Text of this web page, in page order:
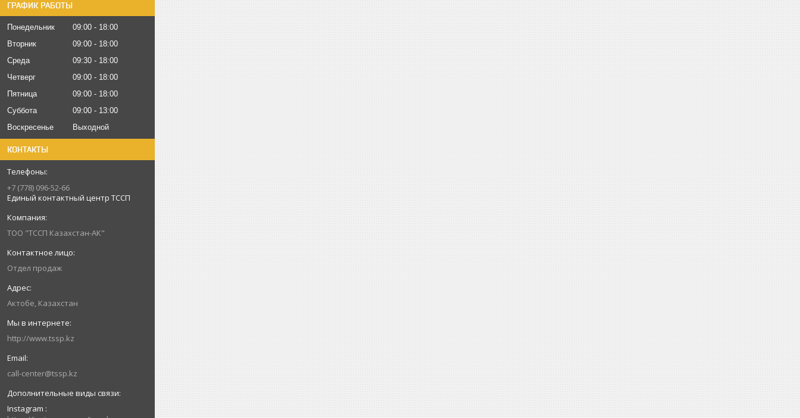
ГРАФИК РАБОТЫ
Понедельник 09:00
18:00
Вторник
09:00
18:00
Среда
09:30
18:00
Четверг
09:00
18:00
Пятница
09:00
18:00
Суббота
09:00
13:00
Воскресенье
Выходной
КОНТАКТЫ
+7 (778) 096-52-66
Единый контактный центр ТССП
ТОО "ТССП Казахстан-АК"
Отдел продаж
Актобе, Казахстан
http://www.tssp.kz
call-center@tssp.kz
Instagram